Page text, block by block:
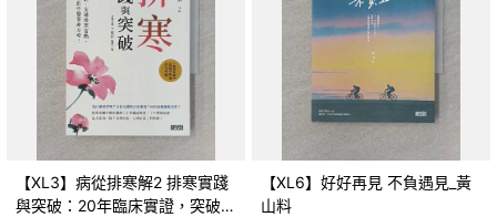
【XL3】病從排寒解2 排寒實踐
與突破：20年臨床實證，突破排
【XL6】好好再見 不負遇見_黃
山料